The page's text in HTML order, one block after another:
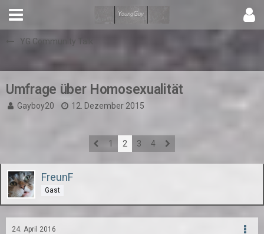
YG Community Talk
Umfrage über Homosexualität
Gayboy20 12. Dezember 2015
1 2 3 4
FreunF
Gast
24. April 2016